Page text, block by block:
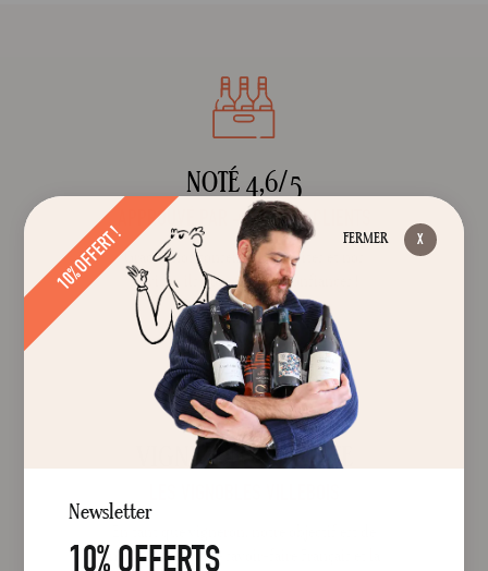
NOTÉ 4,6/5
APPROUVÉ PAR + DE 3000 CLIENTS
Grâce à nos conseils, nos pépites et nos
services, ils nous ont fait confiances !
Pourquoi pas vous ?
VIGNERON & CAVISTE
mettre en avant le savoir-faire Français et la
FERMER
10% OFFERT !
Newsletter
10% OFFERTS